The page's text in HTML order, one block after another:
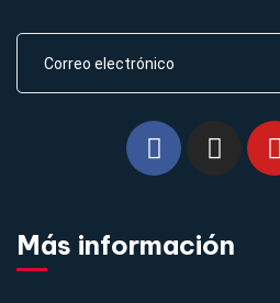
Más información